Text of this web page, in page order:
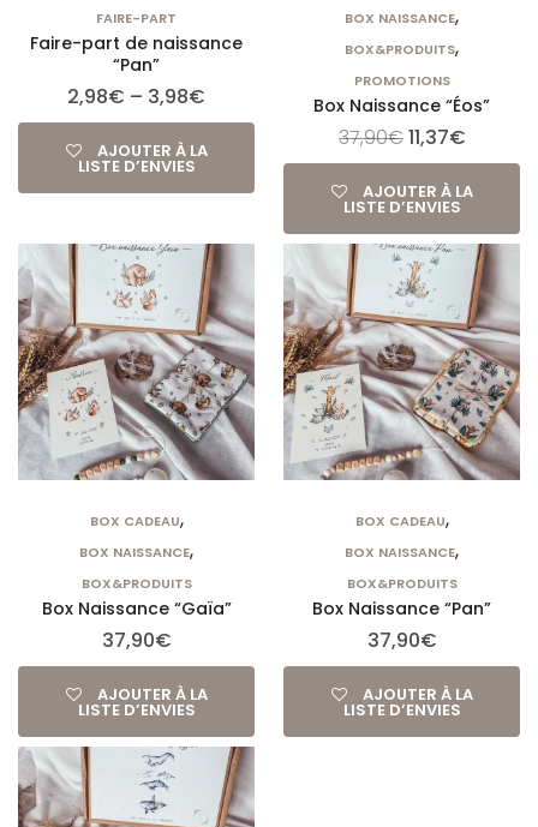
FAIRE-PART
Faire-part de naissance
“Pan”
2,98€ – 3,98€
AJOUTER À LA
LISTE D’ENVIES
BOX NAISSANCE,
BOX&PRODUITS,
PROMOTIONS
Box Naissance “Éos”
37,90€11,37€
AJOUTER À LA
LISTE D’ENVIES
BOX CADEAU,
BOX NAISSANCE,
BOX&PRODUITS
Box Naissance “Gaïa”
37,90€
AJOUTER À LA
LISTE D’ENVIES
BOX CADEAU,
BOX NAISSANCE,
BOX&PRODUITS
Box Naissance “Pan”
37,90€
AJOUTER À LA
LISTE D’ENVIES